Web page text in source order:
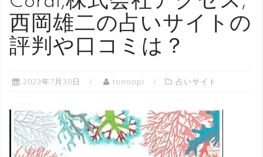
西岡雄二の占いサイトの
評判や口コミは？
2023年7月30日 toooopi 占いサイト